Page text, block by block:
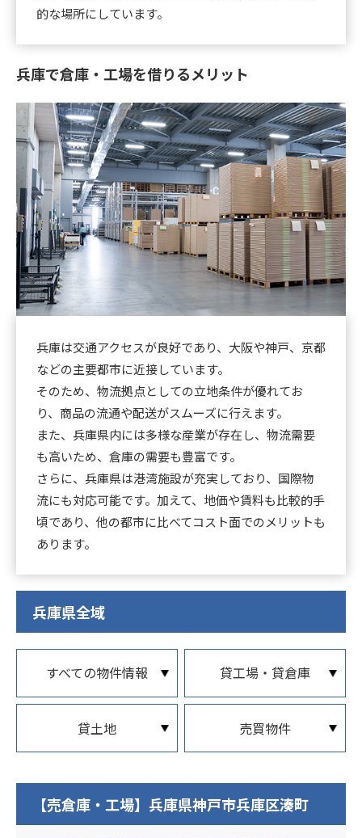
的な場所にしています。
兵庫で倉庫・工場を借りるメリット
兵庫は交通アクセスが良好であり、大阪や神戸、京都
などの主要都市に近接しています。
そのため、物流拠点としての立地条件が優れてお
り、商品の流通や配送がスムーズに行えます。
また、兵庫県内には多様な産業が存在し、物流需要
も高いため、倉庫の需要も豊富です。
さらに、兵庫県は港湾施設が充実しており、国際物
流にも対応可能です。加えて、地価や賃料も比較的手
頃であり、他の都市に比べてコスト面でのメリットも
あります。
兵庫県全域
すべての物件情報 貸工場・貸倉庫
貸土地 売買物件
【売倉庫・工場】兵庫県神戸市兵庫区湊町